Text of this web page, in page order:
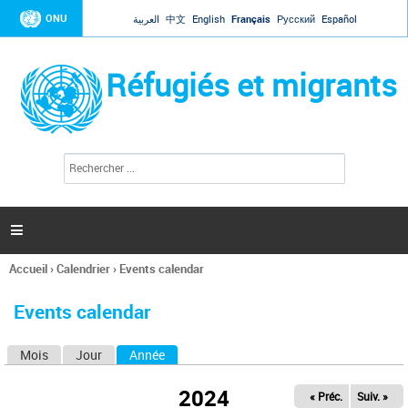
Jump to navigation
ONU العربية 中文 English Français Русский Español
Réfugiés et migrants
l
c
h
e

Vous
ici
Accueil›Calendrier› Events calendar
Events calendar
Mois Jour Année
2024 « Préc. Suiv. »